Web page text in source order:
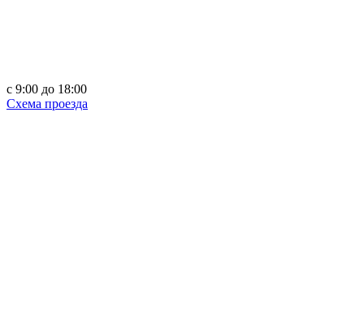
c 9:00 до 18:00
Схема проезда